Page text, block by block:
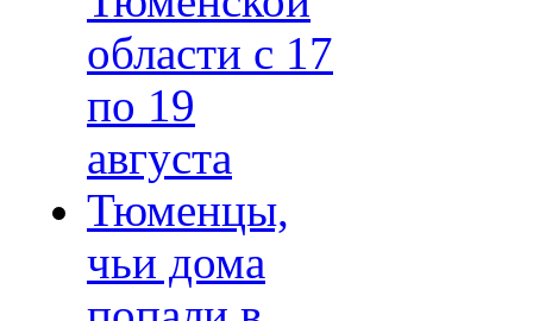
области с 17
по 19
августа
Тюменцы,
чьи дома